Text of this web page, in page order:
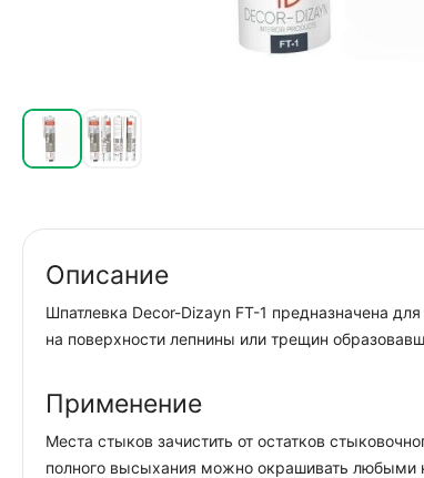
Описание
Шпатлевка Decor-Dizayn FT-1 предназначена
на поверхности лепнины или трещин
Применение
Места стыков зачистить от остатков
полного высыхания можно окрашивать любыми